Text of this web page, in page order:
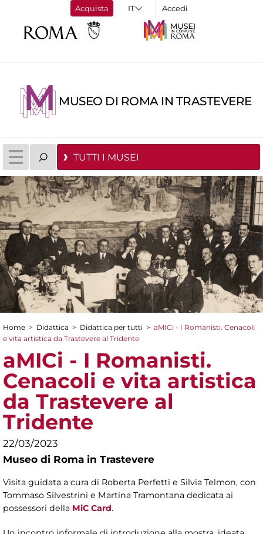
Acquista Accedi
MUSEO DI ROMA IN TRASTEVERE
TUTTI I MUSEI
Tu sei qui
Home > Didattica > Didattica per tutti > aMICi - I Romanisti. Cenacoli
e vita artistica da Trastevere al Tridente
aMICi - I Romanisti.
Cenacoli e vita artistica
da Trastevere al
Tridente
22/03/2023
Museo di Roma in Trastevere
Visita guidata a cura di Roberta Perfetti e Silvia Telmon, con
Tommaso Silvestrini e Martina Tramontana dedicata ai
possessori della MiC Card.